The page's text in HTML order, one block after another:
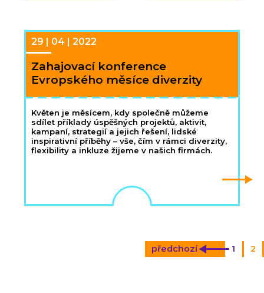
29 | 04 | 2022
Zahajovací konference
Evropského měsíce diverzity
Květen je měsícem, kdy společně můžeme
sdílet příklady úspěšných projektů, aktivit,
kampaní, strategií a jejich řešení, lidské
inspirativní příběhy – vše, čím v rámci diverzity,
flexibility a inkluze žijeme v našich firmách.
předchozí 1 2